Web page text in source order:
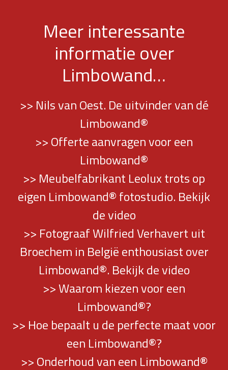
Meer interessante
informatie over
Limbowand…
>> Nils van Oest. De uitvinder van dé
Limbowand®
>> Offerte aanvragen voor een
Limbowand®
>> Meubelfabrikant Leolux trots op
eigen Limbowand® fotostudio. Bekijk
de video
>> Fotograaf Wilfried Verhavert uit
Broechem in België enthousiast over
Limbowand®. Bekijk de video
>> Waarom kiezen voor een
Limbowand®?
>> Hoe bepaalt u de perfecte maat voor
een Limbowand®?
>> Onderhoud van een Limbowand®